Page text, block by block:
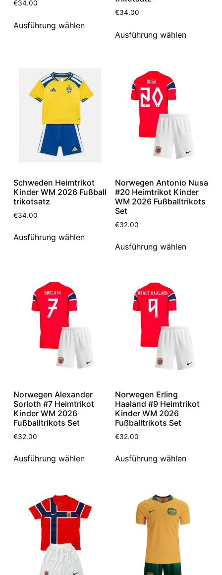
€34.00
Ausführung wählen
€34.00
Ausführung wählen
Schweden Heimtrikot
Kinder WM 2026 Fußball
trikotsatz
€34.00
Ausführung wählen
Norwegen Antonio Nusa
#20 Heimtrikot Kinder
WM 2026 Fußballtrikots
Set
€32.00
Ausführung wählen
Norwegen Alexander
Sorloth #7 Heimtrikot
Kinder WM 2026
Fußballtrikots Set
€32.00
Ausführung wählen
Norwegen Erling
Haaland #9 Heimtrikot
Kinder WM 2026
Fußballtrikots Set
€32.00
Ausführung wählen